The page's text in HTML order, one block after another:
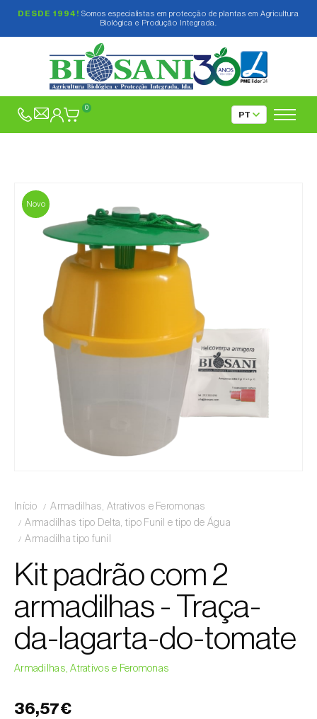
DESDE 1994! Somos especialistas em protecção de plantas em Agricultura
Biológica e Produção Integrada.
0
Novo
Início
Armadilhas, Atrativos e Feromonas
Armadilhas tipo Delta, tipo Funil e tipo de Água
Armadilha tipo funil
Kit padrão com 2
armadilhas - Traça-
da-lagarta-do-tomate
Armadilhas, Atrativos e Feromonas
36,57€